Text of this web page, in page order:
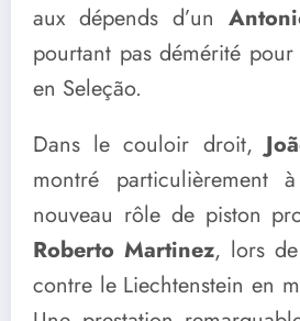
aux dépends d’un
pourtant pas démérité
en Seleção.
Dans le couloir droit,
montré particulièrement
nouveau rôle de piston
Roberto Martinez, lors
contre le Liechtenstein en